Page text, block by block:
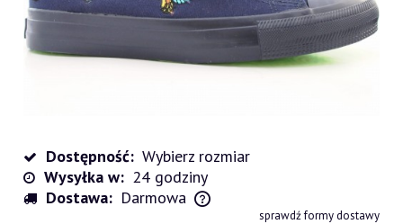
Dostępność: Wybierz rozmiar
Wysyłka w: 24 godziny
Dostawa: Darmowa
Cena nie zawiera ewentualnych kosztów płatnościsprawdź formy dostawy